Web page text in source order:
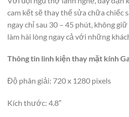
cam kết sẽ thay thế sửa chữa chiếc
ngay chỉ sau 30 – 45 phút, không
làm hài lòng ngay cả với những
Thông tin linh kiện thay mặt kính
Độ phân giải: 720 x 1280 pixels
Kích thước: 4.8″